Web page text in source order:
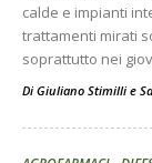
calde e impianti
trattamenti mirati
soprattutto nei
Di Giuliano Stimilli e